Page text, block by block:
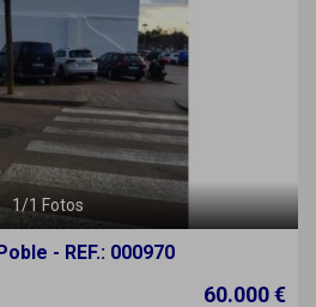
1 /1 Fotos
- REF.: 000970
60.000 €